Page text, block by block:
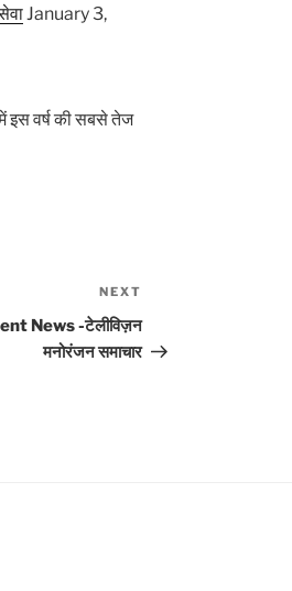
January 3,
इस वर्ष की सबसे तेज
Post
NEXT
News -टेलीविज़न
मनोरंजन समाचार